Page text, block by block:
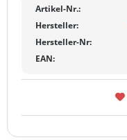
Artikel-Nr.:
Hersteller:
Hersteller-Nr:
EAN: